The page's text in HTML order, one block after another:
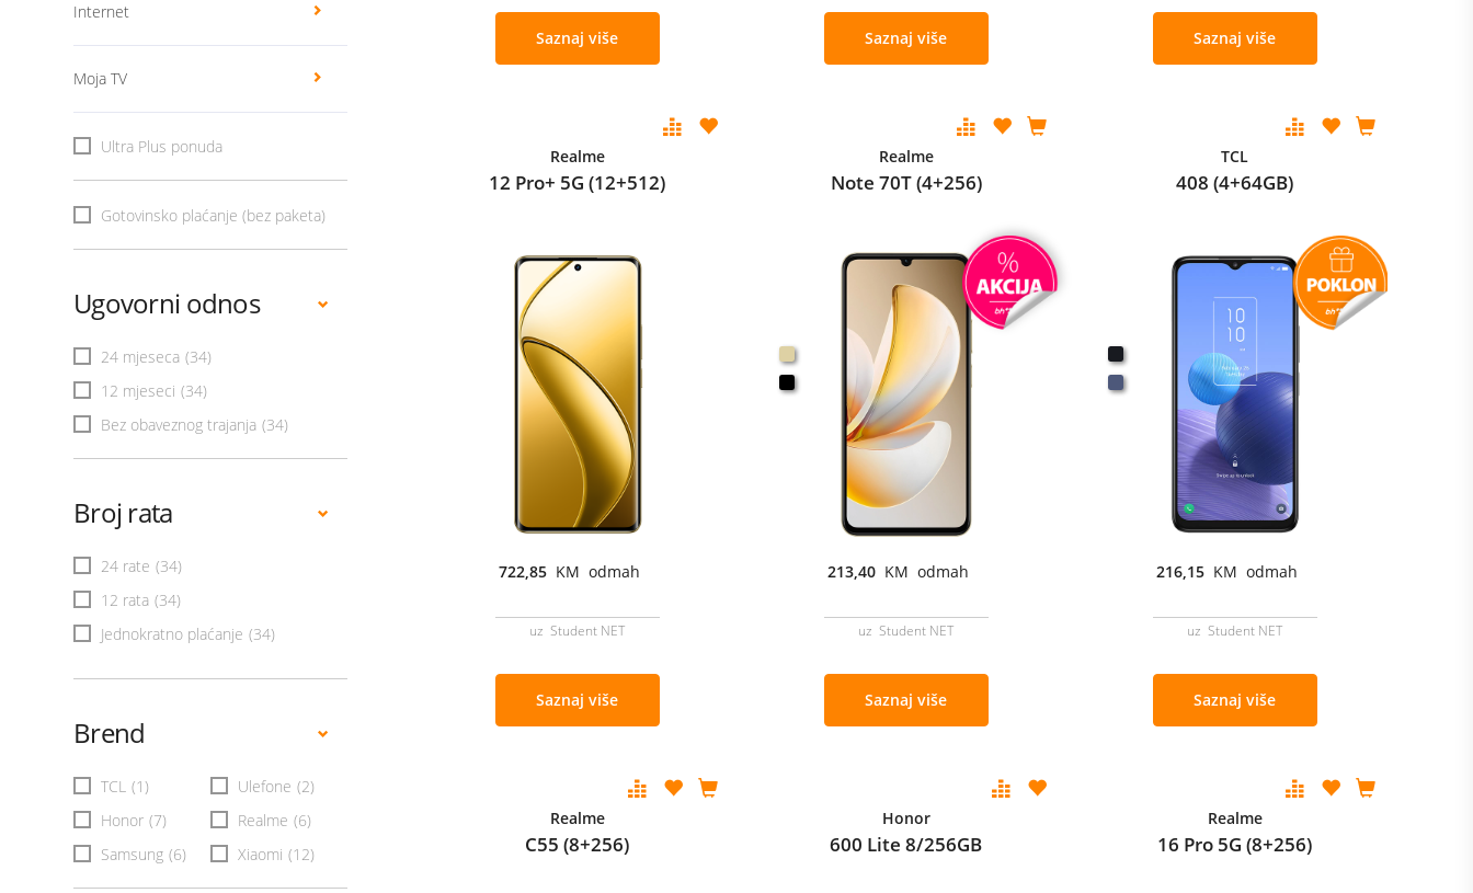
Internet
Moja TV
Ultra Plus ponuda
Gotovinsko plaćanje (bez paketa)
Ugovorni odnos
24 mjeseca (34)
12 mjeseci (34)
Bez obaveznog trajanja (34)
Broj rata
24 rate (34)
12 rata (34)
Jednokratno plaćanje (34)
Brend
TCL (1) Ulefone (2)
Honor (7) Realme (6)
Samsung (6) Xiaomi (12)
Saznaj više Saznaj više Saznaj više
Realme
12 Pro+ 5G (12+512)
722,85 KM odmah
uz Student NET
Saznaj više
Realme
Note 70T (4+256)
213,40 KM odmah
uz Student NET
Saznaj više
TCL
408 (4+64GB)
216,15 KM odmah
uz Student NET
Saznaj više
Realme
C55 (8+256)
Honor
600 Lite 8/256GB
Realme
16 Pro 5G (8+256)